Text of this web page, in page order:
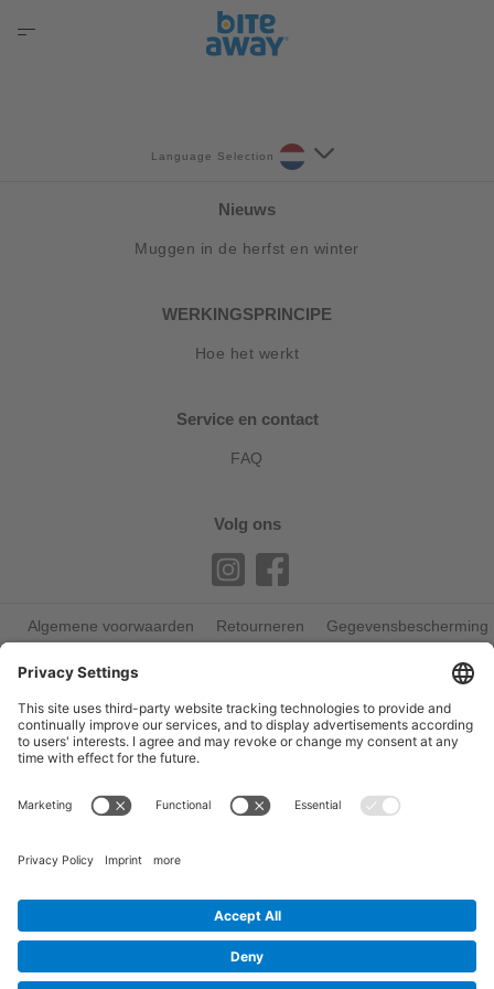
Language Selection
Nieuws
Muggen in de herfst en winter
WERKINGSPRINCIPE
Hoe het werkt
Service en contact
FAQ
Volg ons
© 2026 bite away® Cookie settings
Algemene voorwaarden Retourneren
Gegevensbescherming